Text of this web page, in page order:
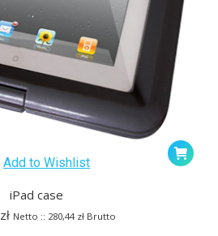
Add to Wishlist
iPad case
zł Netto :: 280,44 zł Brutto